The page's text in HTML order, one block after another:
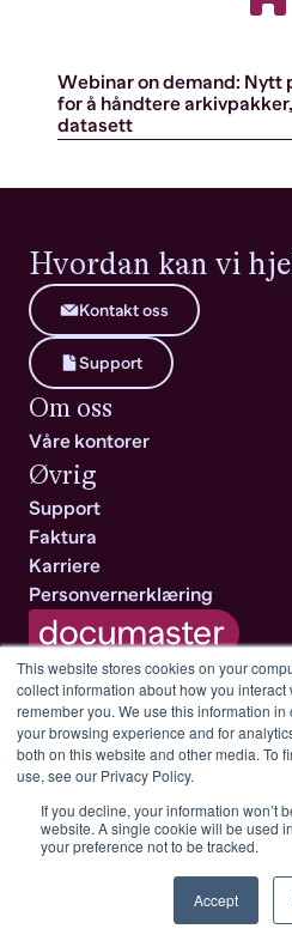
This website stores cookies on your
collect information about how you
remember you. We use this information
your browsing experience and for
both on this website and other media. To
use, see our Privacy Policy.
If you decline, your information won’t
website. A single cookie will be used
your preference not to be tracked.
Accept
Webinar on demand: Nytt
for å håndtere
datasett
Hvordan kan vi
Kontakt oss
Support
Om oss
Våre kontorer
Øvrig
Support
Faktura
Karriere
Personvernerklæring
An xxllnc company
All rights reserved © Documaster
documentation.